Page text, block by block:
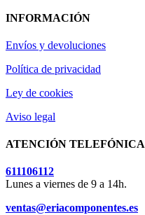
INFORMACIÓN
Envíos y devoluciones
Política de privacidad
Ley de cookies
Aviso legal
ATENCIÓN TELEFÓNICA
611106112
Lunes a viernes de 9 a 14h.
ventas@eriacomponentes.es